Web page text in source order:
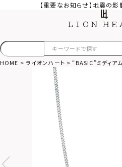
【重要なお知らせ】地震の
HOME ライオンハート “BASIC”ミディア